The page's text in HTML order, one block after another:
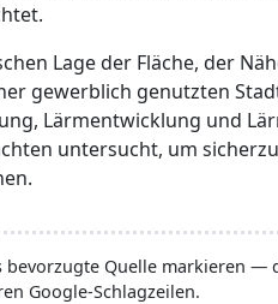
Lage der Fläche, der
gewerblich genutzten
Lärmentwicklung und
untersucht, um
bevorzugte Quelle markieren —
Google-Schlagzeilen.